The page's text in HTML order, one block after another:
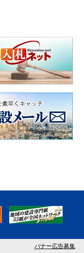
バナー広告募集